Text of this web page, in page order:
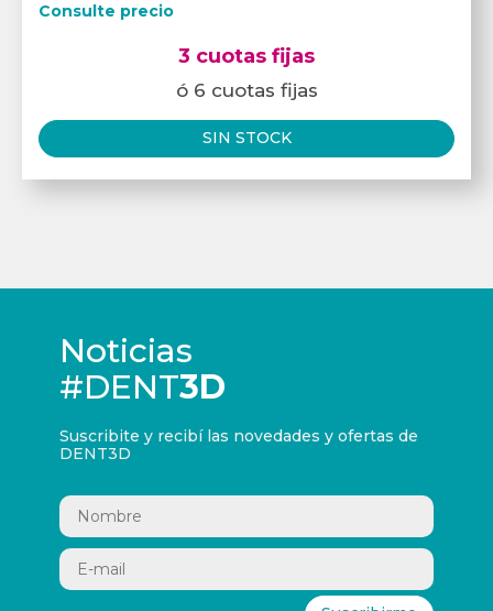
Consulte precio
3 cuotas fijas
ó 6 cuotas fijas
SIN STOCK
Noticias
#DENT3D
Suscribite y recibí las novedades y ofertas de
DENT3D